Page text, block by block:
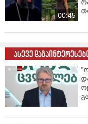
00:45
ასევე